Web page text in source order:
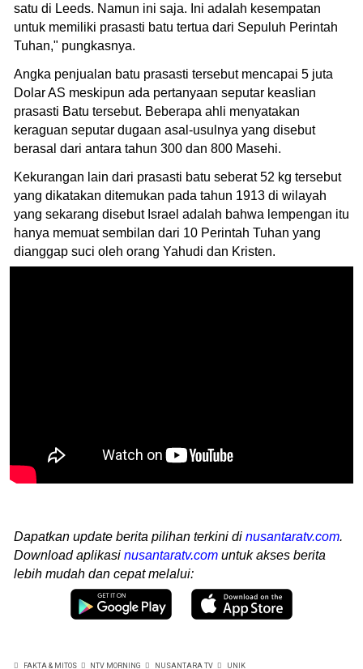
satu di Leeds. Namun ini saja. Ini adalah kesempatan
untuk memiliki prasasti batu tertua dari Sepuluh Perintah
Tuhan," pungkasnya.
Angka penjualan batu prasasti tersebut mencapai 5 juta
Dolar AS meskipun ada pertanyaan seputar keaslian
prasasti Batu tersebut. Beberapa ahli menyatakan
keraguan seputar dugaan asal-usulnya yang disebut
berasal dari antara tahun 300 dan 800 Masehi.
Kekurangan lain dari prasasti batu seberat 52 kg tersebut
yang dikatakan ditemukan pada tahun 1913 di wilayah
yang sekarang disebut Israel adalah bahwa lempengan itu
hanya memuat sembilan dari 10 Perintah Tuhan yang
dianggap suci oleh orang Yahudi dan Kristen.
Dapatkan update berita pilihan terkini di nusantaratv.com.
Download aplikasi nusantaratv.com untuk akses berita
lebih mudah dan cepat melalui:
FAKTA & MITOS NTV MORNING NUSANTARA TV UNIK